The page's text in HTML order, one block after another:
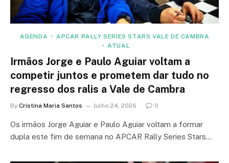
AGENDA
APCAR RALLY SERIES STARS VALE DE CAMBRA
ATUAL
Irmãos Jorge e Paulo Aguiar voltam a
competir juntos e prometem dar tudo no
regresso dos ralis a Vale de Cambra
By Cristina Maria Santos Julho 24, 2026 0
Os irmãos Jorge Aguiar e Paulo Aguiar voltam a formar
dupla este fim de semana no APCAR Rally Series Stars…